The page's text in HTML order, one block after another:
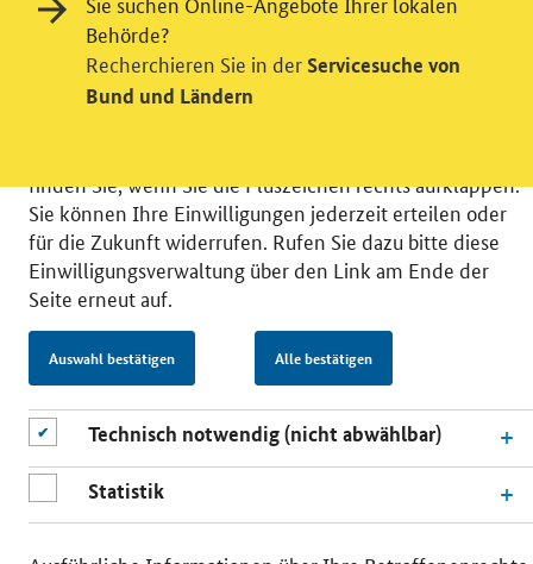
© 2026 Bundesministerium für Wirtschaft und Energie
Benutzerhinweise
Inhaltsverzeichnis
Impressum
Barrierefreiheit
Datenschutz
Einwilligungsverwaltung
verschiedene Zusatzdienste unserer Webseite: Wir
möchten die Nutzeraktivität mit Hilfe
datenschutzfreundlicher Statistiken verstehen, um
unsere Öffentlichkeitsarbeit zu verbessern. Zusätzlich
finden Sie, wenn Sie die Pluszeichen rechts aufklappen.
Sie können Ihre Einwilligungen jederzeit erteilen oder
für die Zukunft widerrufen. Rufen Sie dazu bitte diese
Einwilligungsverwaltung über den Link am Ende der
Seite erneut auf.
Auswahl bestätigen Alle bestätigen
Technisch notwendig (nicht abwählbar)
Statistik
Behörde?
Recherchieren Sie in der Servicesuche von
Bund und Ländern